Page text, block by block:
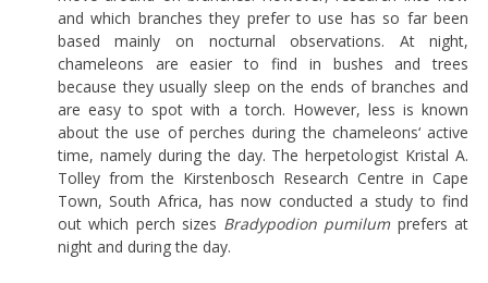
and which branches they prefer to use has so far been
based mainly on nocturnal observations. At night,
chameleons are easier to find in bushes and trees
because they usually sleep on the ends of branches and
are easy to spot with a torch. However, less is known
about the use of perches during the chameleons‘ active
time, namely during the day. The herpetologist Kristal A.
Tolley from the Kirstenbosch Research Centre in Cape
Town, South Africa, has now conducted a study to find
out which perch sizes Bradypodion pumilumprefers at
night and during the day.